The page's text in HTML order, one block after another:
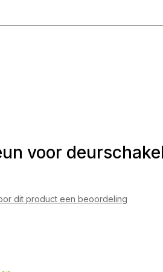
voor
dit product een beoordeling